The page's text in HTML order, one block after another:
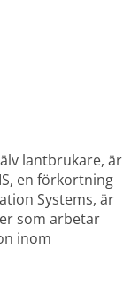
lantbrukare, är
en förkortning
Systems, är
som arbetar
inom